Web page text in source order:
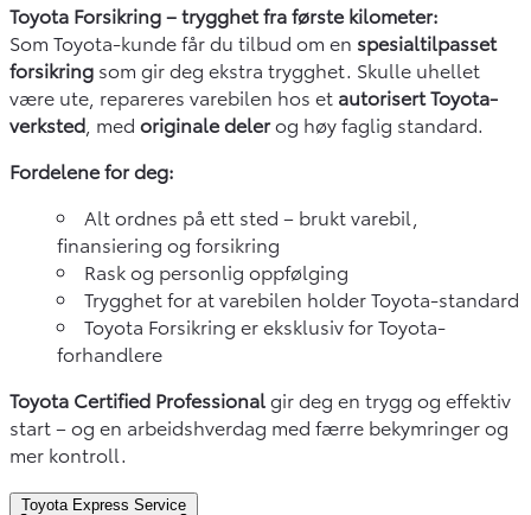
Toyota Forsikring – trygghet fra første kilometer:
Som Toyota-kunde får du tilbud om en spesialtilpasset
forsikring som gir deg ekstra trygghet. Skulle uhellet
være ute, repareres varebilen hos et autorisert Toyota-
verksted , med originale delerog høy faglig standard.
Fordelene for deg:
Alt ordnes på ett sted – brukt varebil,
finansiering og forsikring
Rask og personlig oppfølging
Trygghet for at varebilen holder Toyota-standard
Toyota Forsikring er eksklusiv for Toyota-
forhandlere
Toyota Certified Professionalgir deg en trygg og effektiv
start – og en arbeidshverdag med færre bekymringer og
mer kontroll.
Toyota Express Service